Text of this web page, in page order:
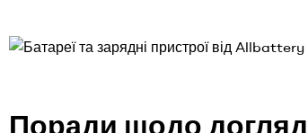
Поради щодо